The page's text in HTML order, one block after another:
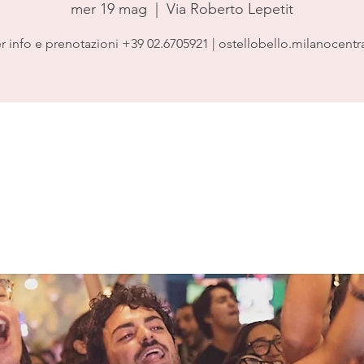
mer 19 mag Via Roberto Lepetit
info e prenotazioni +39 02.6705921 |